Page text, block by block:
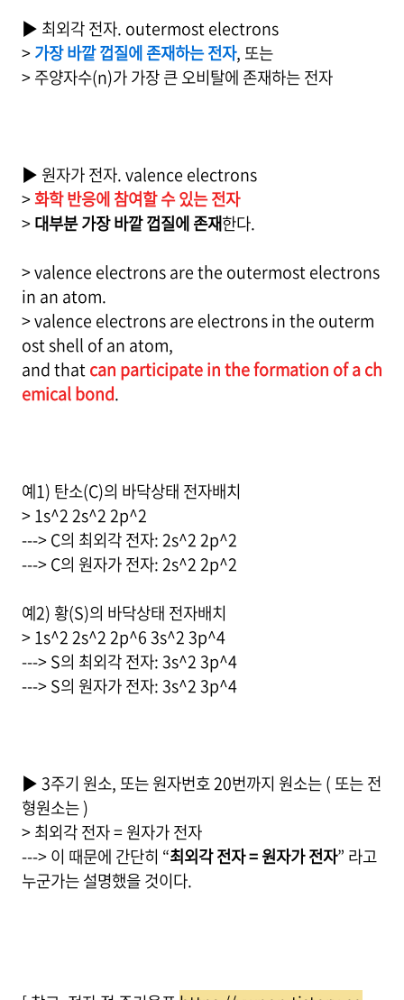
▶ 최외각 전자. outermost electrons
>가장 바깥 껍질에 존재하는 전자, 또는
> 주양자수(n)가 가장 큰 오비탈에 존재하는 전자
▶ 원자가 전자. valence electrons
>화학 반응에 참여할 수 있는 전자
>대부분 가장 바깥 껍질에 존재한다.
> valence electrons are the outermost electrons
in an atom.
> valence electrons are electrons in the outerm
ost shell of an atom,
and thatcan participate in the formation of a ch
emical bond.
예1) 탄소(C)의 바닥상태 전자배치
> 1s^2 2s^2 2p^2
---> C의 최외각 전자: 2s^2 2p^2
---> C의 원자가 전자: 2s^2 2p^2
예2) 황(S)의 바닥상태 전자배치
> 1s^2 2s^2 2p^6 3s^2 3p^4
---> S의 최외각 전자: 3s^2 3p^4
---> S의 원자가 전자: 3s^2 3p^4
▶ 3주기 원소, 또는 원자번호 20번까지 원소는 ( 또는 전
형원소는 )
> 최외각 전자 = 원자가 전자
---> 이 때문에 간단히 “최외각 전자 = 원자가 전자” 라고
누군가는 설명했을 것이다.